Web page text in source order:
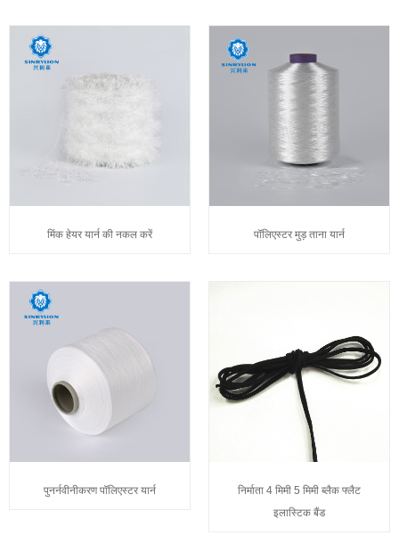
मिंक हेयर यार्न की नकल करें पॉलिएस्टर मुड़ ताना यार्न
पुनर्नवीनीकरण पॉलिएस्टर यार्न
निर्माता 4 मिमी 5 मिमी ब्लैक फ्लैट
इलास्टिक बैंड